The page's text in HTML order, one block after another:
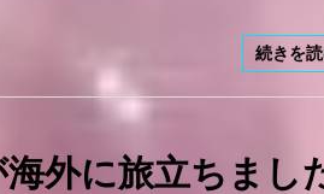
続きを
外に旅立ちまし